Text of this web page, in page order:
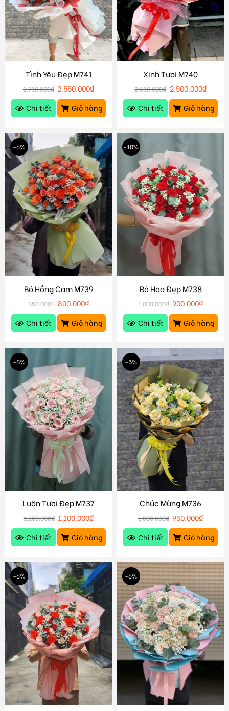
Tình Yêu Đẹp M741
2.750.000₫ 2.550.000₫
Chi tiết
Giỏ hàng
Xinh Tươi M740
2.650.000₫ 2.500.000₫
Chi tiết
Giỏ hàng
-6%
Bó Hồng Cam M739
850.000₫ 800.000₫
Chi tiết
Giỏ hàng
-10%
Bó Hoa Đẹp M738
1.000.000₫ 900.000₫
Chi tiết
Giỏ hàng
-8%
Luôn Tươi Đẹp M737
1.200.000₫ 1.100.000₫
Chi tiết
Giỏ hàng
-5%
Chúc Mừng M736
1.000.000₫ 950.000₫
Chi tiết
Giỏ hàng
-6% -6%